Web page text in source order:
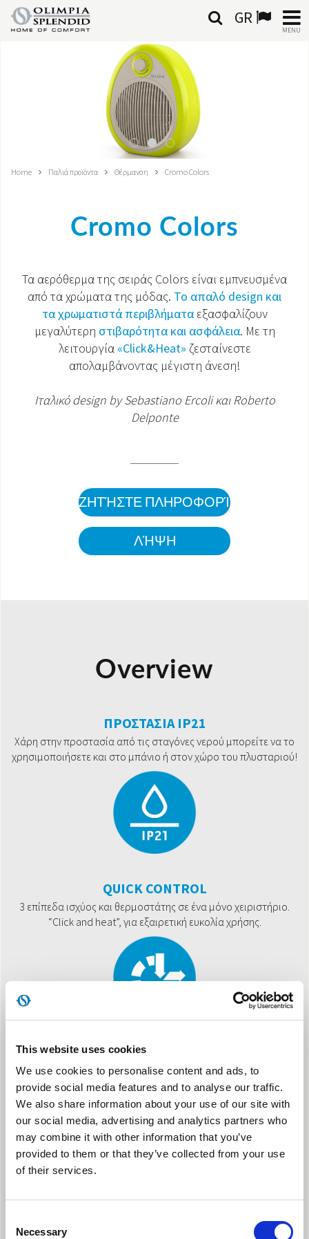
This website uses cookies
We use cookies to personalise content and ads, to
provide social media features and to analyse our traffic.
We also share information about your use of our site with
our social media, advertising and analytics partners who
may combine it with other information that you’ve
provided to them or that they’ve collected from your use
of their services.
Selection
Necessary
GR
MENU
ΟΛΟΚΛΗΡΩΜΈΝΑ ΣΥΣΤΉΜΑΤΑ
ΚΌΣΜΟΣ OS
ΈΓΓΡΑΦΑ ΠΡΟΪΌΝΤΩΝ
Home Παλιά προϊόντα Θέρμανση Cromo Colors
Cromo Colors
Τα αερόθερμα της σειράς Colors είναι εμπνευσμένα
από τα χρώματα της μόδας. Το απαλό design και
τα χρωματιστά περιβλήματαεξασφαλίζουν
μεγαλύτερη στιβαρότητα και ασφάλεια. Με τη
λειτουργία «Click&Heat» ζεσταίνεστε
απολαμβάνοντας μέγιστη άνεση!
Ιταλικό design by Sebastiano Ercoli και Roberto
Delponte
ΖΗΤΉΣΤΕ ΠΛΗΡΟΦΟΡΊΕΣ
ΛΉΨΗ
Overview
ΠΡΟΣΤΑΣΙΑ IP21
Χάρη στην προστασία από τις σταγόνες νερού μπορείτε να το
χρησιμοποιήσετε και στο μπάνιο ή στον χώρο του πλυσταριού!
QUICK CONTROL
3 επίπεδα ισχύος και θερμοστάτης σε ένα μόνο χειριστήριο.
“Click and heat”, για εξαιρετική ευκολία χρήσης.
ΔΙΠΛΟ ΠΕΡΙΒΛΗΜΑ
Στιβαρότητα και αντοχή του προϊόντος χάρη σε ένα σύστημα
δύο αλληλοεπικαλυπτόμενων περιβλημάτων που περιέχουν
όλα τα εσωτερικά στοιχεία.